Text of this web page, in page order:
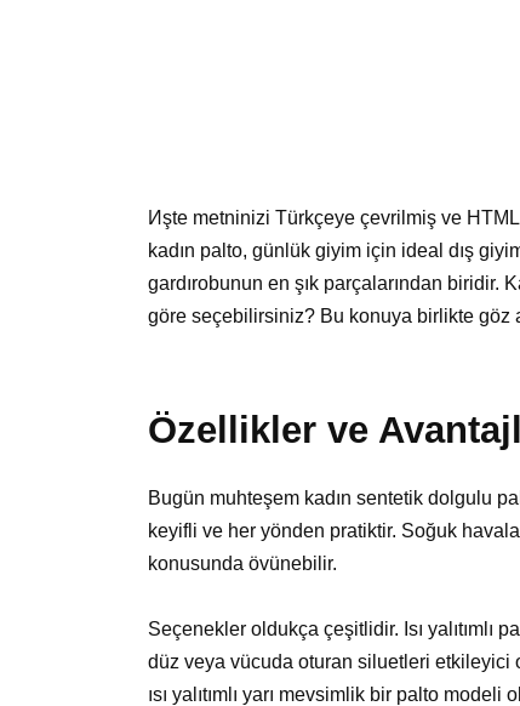
Иşte metninizi Türkçeye çevrilmiş ve
kadın palto, günlük giyim için ideal dış
gardırobunun en şık parçalarından biridir.
göre seçebilirsiniz? Bu konuya birlikte göz
Özellikler ve
Bugün muhteşem kadın sentetik dolgulu
keyifli ve her yönden pratiktir. Soğuk
konusunda övünebilir.
Seçenekler oldukça çeşitlidir. Isı yalıtımlı
düz veya vücuda oturan siluetleri etkileyici
ısı yalıtımlı yarı mevsimlik bir palto modeli